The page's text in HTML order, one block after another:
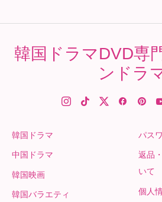
韓国ドラマDVD専
ンドラ
韓国ドラマ
中国ドラマ
韓国映画
韓国バラエティ
パス
返品
いて
個人